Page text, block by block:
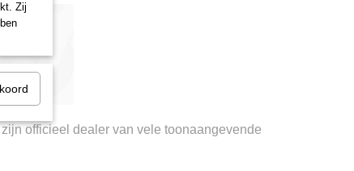
officieel dealer van vele toonaangevende
Zij